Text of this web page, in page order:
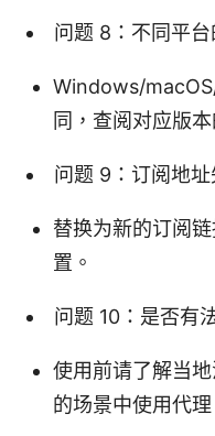
问题 8：不同平台
Windows/
同，查阅对应版本
问题 9：订阅地址
替换为新的订阅
置。
问题 10：是否有
使用前请了解当
的场景中使用代理